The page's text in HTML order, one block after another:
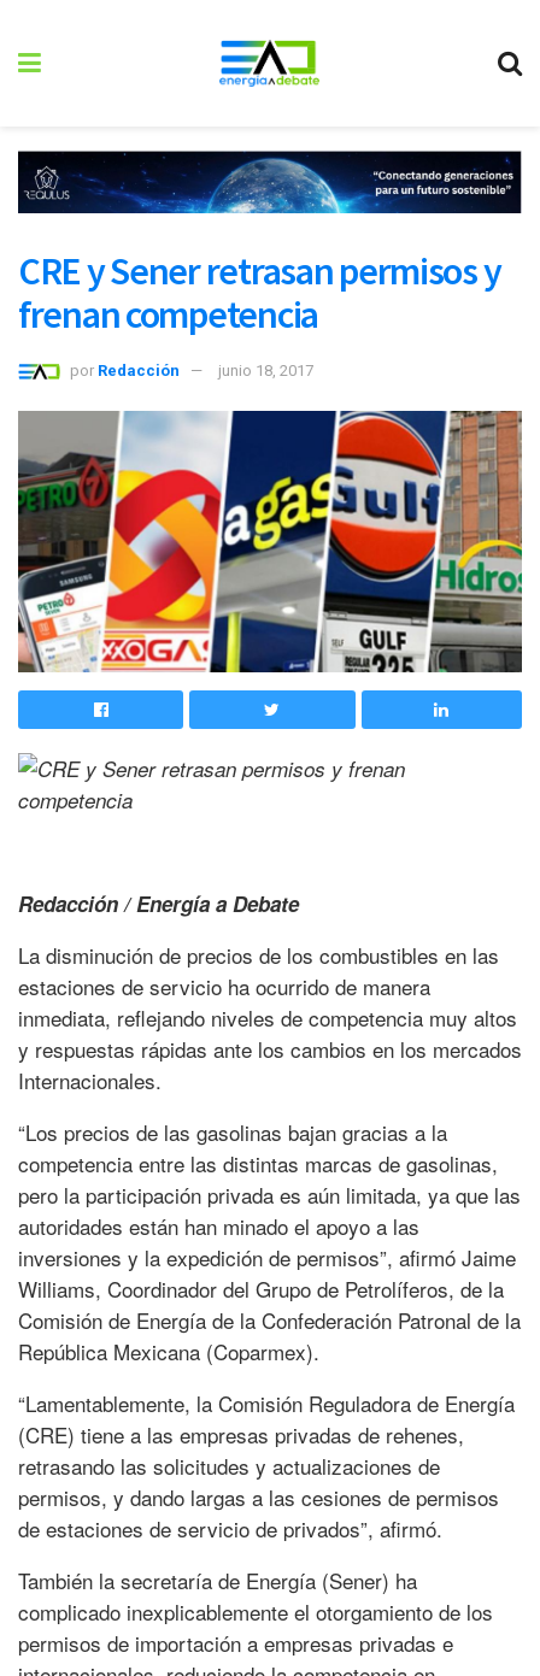
CRE y Sener retrasan permisos y
frenan competencia
por Redacción junio 18, 2017
Redacción / Energía a Debate
La disminución de precios de los combustibles en las
estaciones de servicio ha ocurrido de manera
inmediata, reflejando niveles de competencia muy altos
y respuestas rápidas ante los cambios en los mercados
Internacionales.
“Los precios de las gasolinas bajan gracias a la
competencia entre las distintas marcas de gasolinas,
pero la participación privada es aún limitada, ya que las
autoridades están han minado el apoyo a las
inversiones y la expedición de permisos”, afirmó Jaime
Williams, Coordinador del Grupo de Petrolíferos, de la
Comisión de Energía de la Confederación Patronal de la
República Mexicana (Coparmex).
“Lamentablemente, la Comisión Reguladora de Energía
(CRE) tiene a las empresas privadas de rehenes,
retrasando las solicitudes y actualizaciones de
permisos, y dando largas a las cesiones de permisos
de estaciones de servicio de privados”, afirmó.
También la secretaría de Energía (Sener) ha
complicado inexplicablemente el otorgamiento de los
permisos de importación a empresas privadas e